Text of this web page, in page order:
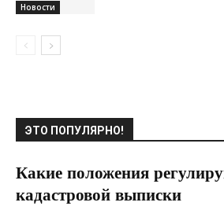
Новости
ЭТО ПОПУЛЯРНО!
Какие положения
кадастровой выписки
31.08.2018